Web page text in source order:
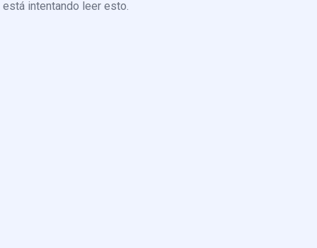
está intentando leer esto.